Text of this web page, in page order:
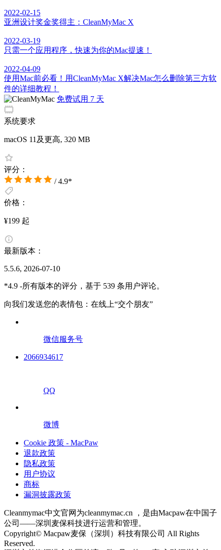
2022-02-15
亚洲设计奖金奖得主：CleanMyMac X
2022-03-19
只需一个应用程序，快速为你的Mac提速！
2022-04-09
使用Mac前必看！用CleanMyMac X解决Mac怎么删除第三方软
件的详细教程！
免费试用 7 天
系统要求
macOS 11及更高, 320 MB
评分：
/ 4.9*
价格：
¥199 起
最新版本：
5.5.6, 2026-07-10
*4.9 -所有版本的评分，基于 539 条用户评论。
向我们发送您的表情包：在线上“交个朋友”
微信服务号
2066934617
QQ
微博
Cookie 政策 - MacPaw
退款政策
隐私政策
用户协议
商标
漏洞披露政策
Cleanmymac中文官网为cleanmymac.cn ，是由Macpaw在中国子
公司——深圳麦保科技进行运营和管理。
Copyright© Macpaw麦保（深圳）科技有限公司 All Rights
Reserved.